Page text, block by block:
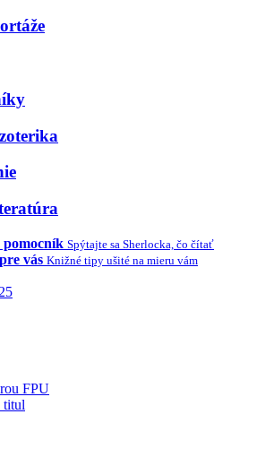
Spýtajte sa Sherlocka, čo čítať
vás Knižné tipy ušité na mieru vám
FPU
titul